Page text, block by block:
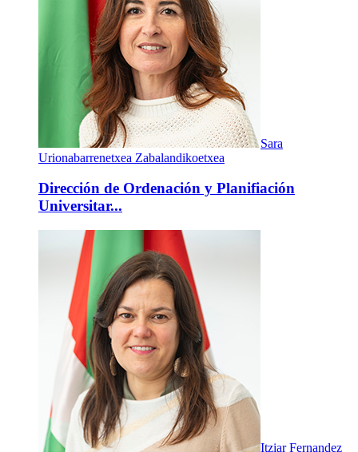
Sara
Urionabarrenetxea Zabalandikoetxea
Dirección de Ordenación y Planifiación
Universitar...
Itziar Fernandez